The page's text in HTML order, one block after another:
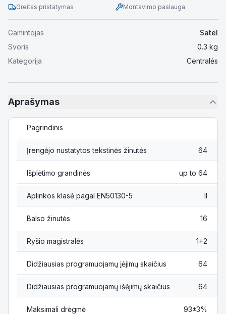
Greitas pristatymas
Montavimo paslauga
Gamintojas
Satel
Svoris
0.3 kg
Kategorija
Centralės
Aprašymas
Pagrindinis
Įrengėjo nustatytos tekstinės žinutės 64
Išplėtimo grandinės up to 64
Aplinkos klasė pagal EN50130-5 II
Balso žinutės 16
Ryšio magistralės 1+2
Didžiausias programuojamų įėjimų skaičius 64
Didžiausias programuojamų išėjimų skaičius 64
Maksimali drėgmė 93±3%